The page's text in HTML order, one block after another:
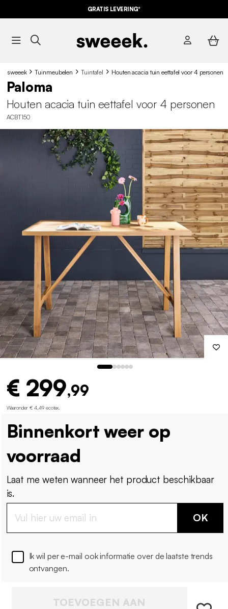
AANBIEDINGEN*MET DE CODE
GRATIS LEVERING*
sweeek Tuinmeubelen Tuintafel Houten acacia tuin eettafel voor 4 personen
Paloma
Houten acacia tuin eettafel voor 4 personen
ACBT150
€ 299,99
Waaronder € 4,49 ecotax
Binnenkort weer op
voorraad
Laat me weten wanneer het product beschikbaar
is.
OK
Ik wil per e-mail ook informatie over de laatste trends
ontvangen.
TOEVOEGEN AAN